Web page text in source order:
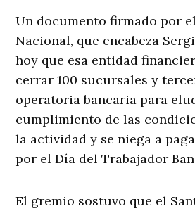
Un documento firmado por
Nacional, que encabeza
hoy que esa entidad
cerrar 100 sucursales y
operatoria bancaria para
cumplimiento de las
la actividad y se niega a
por el Día del Trabajador
El gremio sostuvo que el